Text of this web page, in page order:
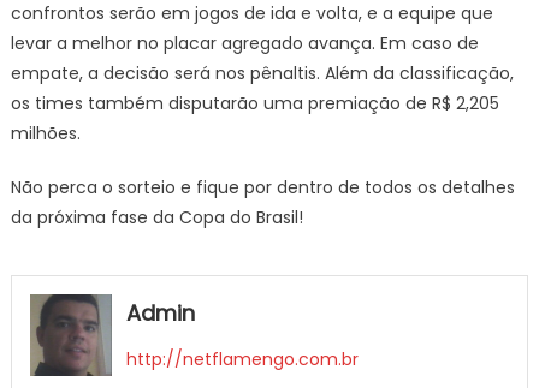
confrontos serão em jogos de ida e volta, e a equipe que
levar a melhor no placar agregado avança. Em caso de
empate, a decisão será nos pênaltis. Além da classificação,
os times também disputarão uma premiação de R$ 2,205
milhões.
Não perca o sorteio e fique por dentro de todos os detalhes
da próxima fase da Copa do Brasil!
Admin
http://netflamengo.com.br